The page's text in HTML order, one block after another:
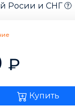
Росии и СНГ
₽
Купить